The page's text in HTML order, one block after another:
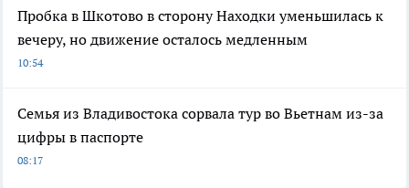
Пробка в Шкотово в сторону Находки уменьшилась к
вечеру, но движение осталось медленным
10:54
Семья из Владивостока сорвала тур во Вьетнам из-за
цифры в паспорте
08:17